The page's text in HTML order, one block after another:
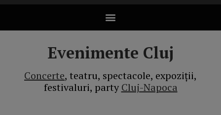
Evenimente Cluj
Concerte, teatru, spectacole, expoziții,
festivaluri, partyCluj-Napoca